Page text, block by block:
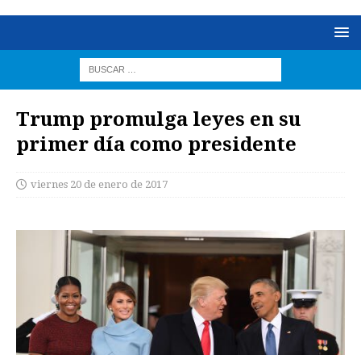
Trump promulga leyes en su
primer día como presidente
viernes 20 de enero de 2017